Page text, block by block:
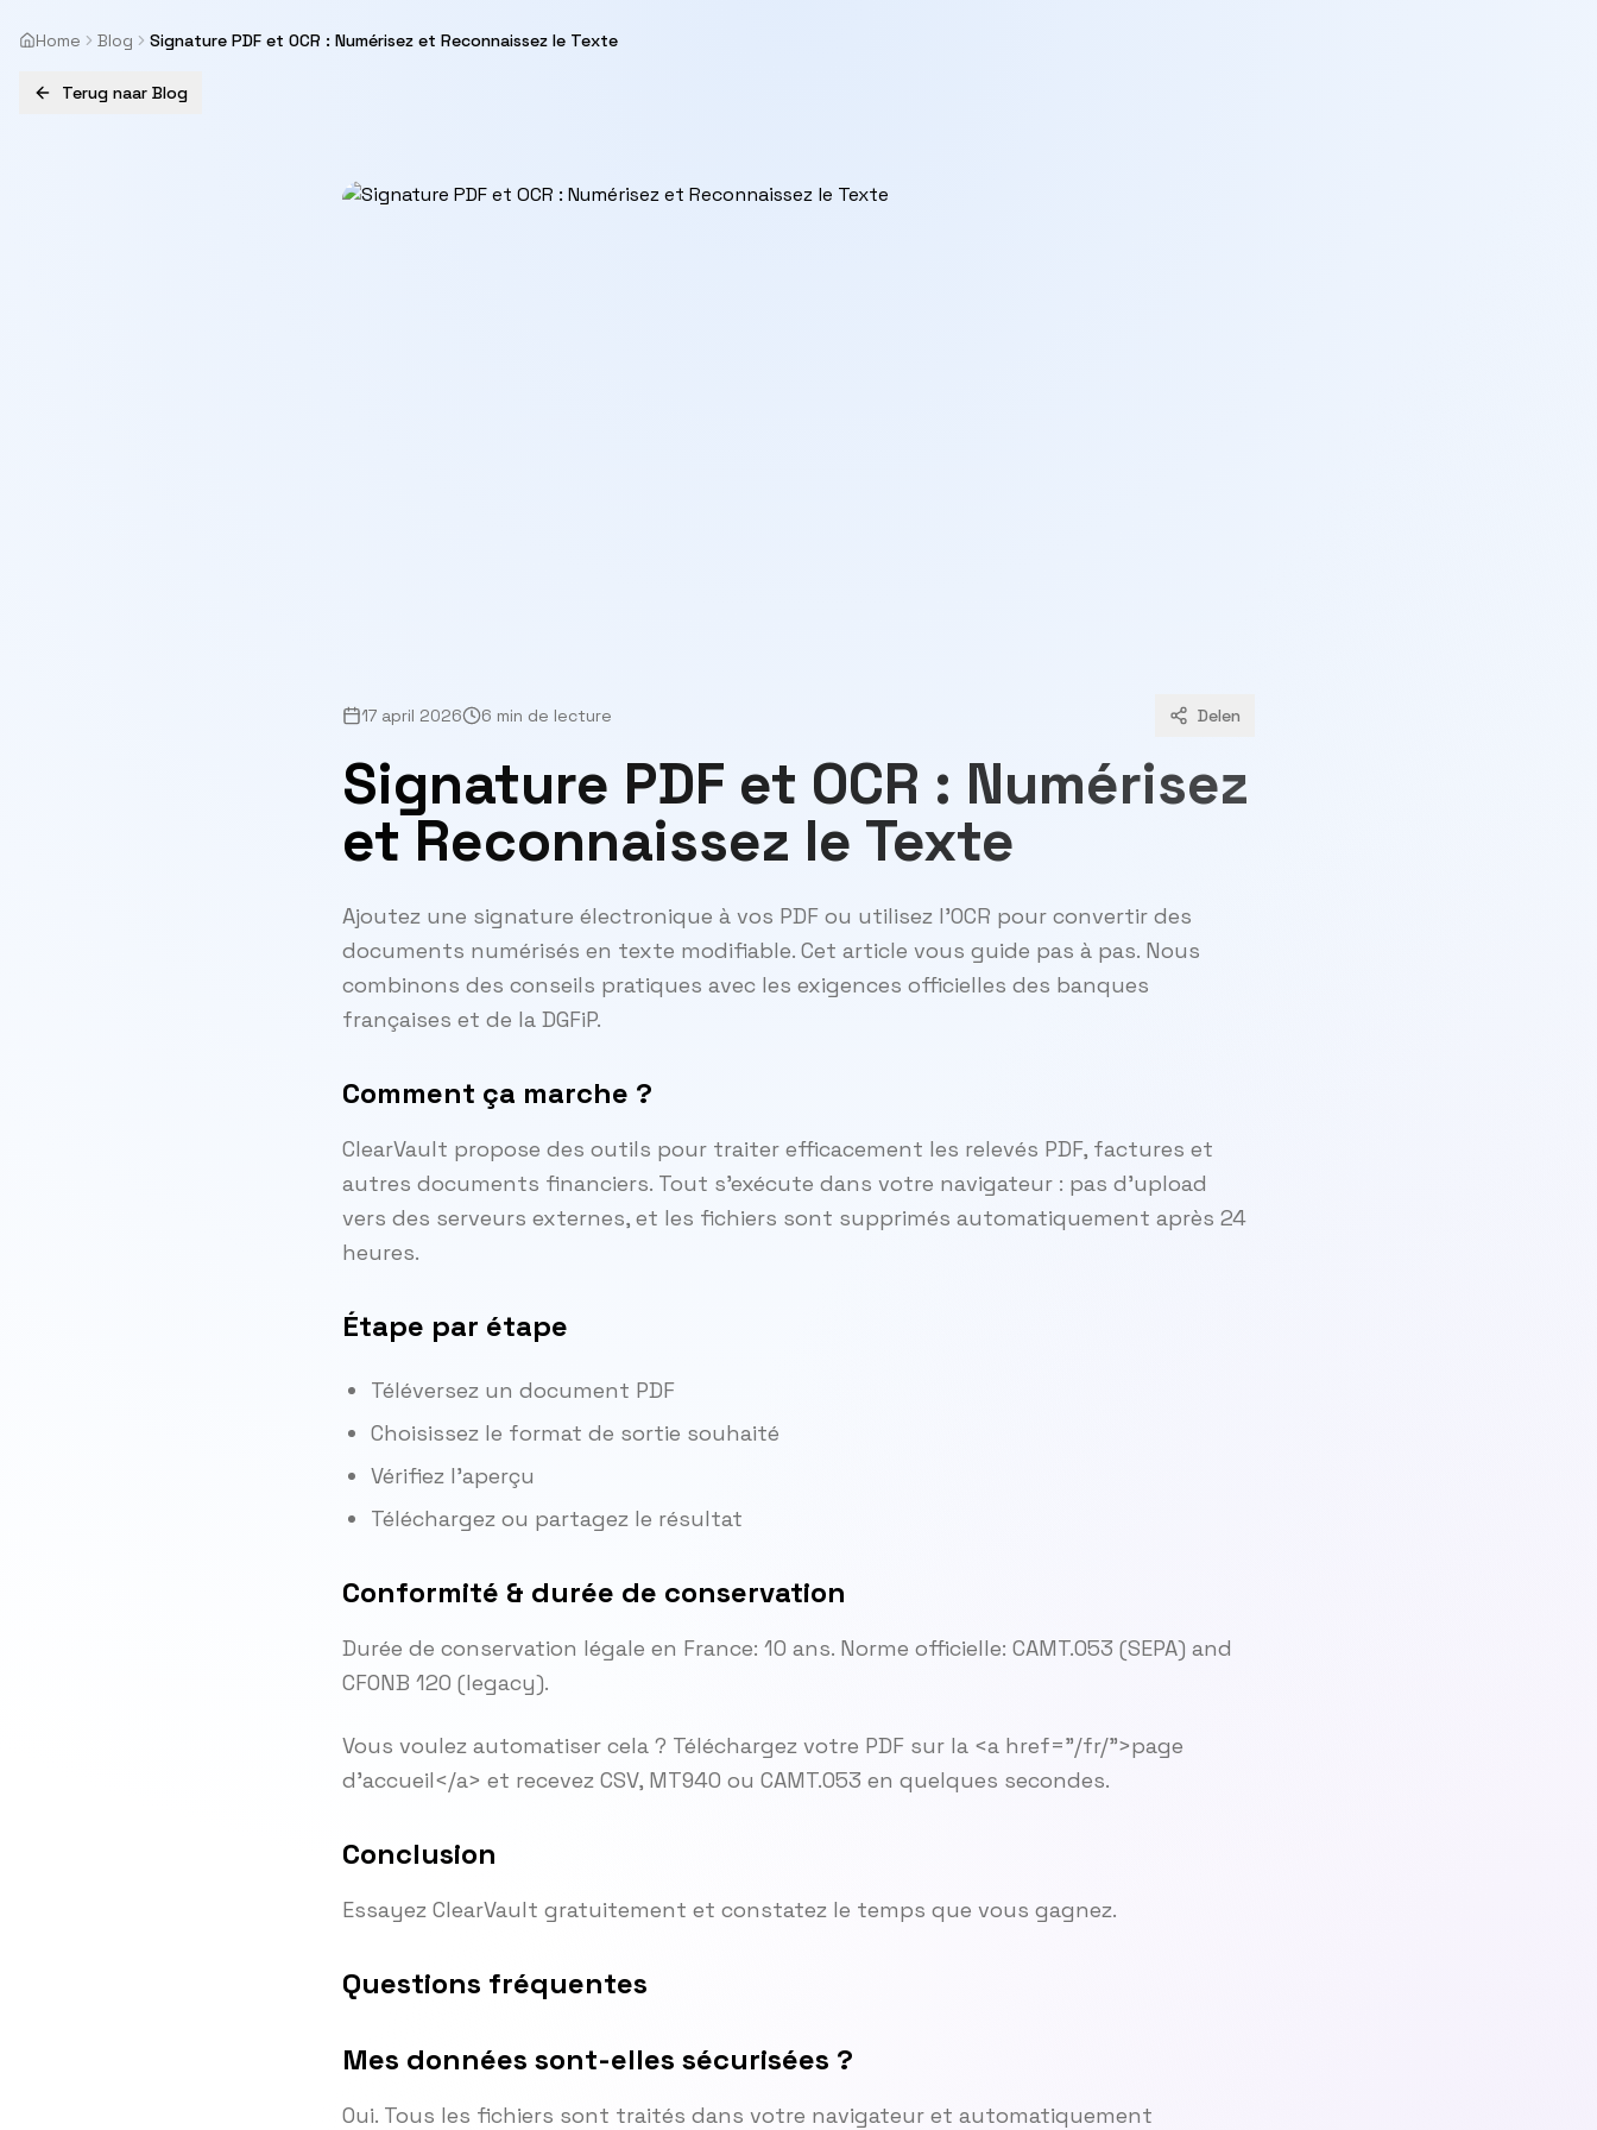
Home Blog Signature PDF et OCR : Numérisez et Reconnaissez le Texte
Terug naar Blog
17 april 2026 6 min de lecture Delen
Signature PDF et OCR : Numérisez
et Reconnaissez le Texte
Ajoutez une signature électronique à vos PDF ou utilisez l'OCR pour convertir des
documents numérisés en texte modifiable. Cet article vous guide pas à pas. Nous
combinons des conseils pratiques avec les exigences officielles des banques
françaises et de la DGFiP.
Comment ça marche ?
ClearVault propose des outils pour traiter efficacement les relevés PDF, factures et
autres documents financiers. Tout s'exécute dans votre navigateur : pas d'upload
vers des serveurs externes, et les fichiers sont supprimés automatiquement après 24
heures.
Étape par étape
Téléversez un document PDF
Choisissez le format de sortie souhaité
Vérifiez l'aperçu
Téléchargez ou partagez le résultat
Conformité & durée de conservation
Durée de conservation légale en France: 10 ans. Norme officielle: CAMT.053 (SEPA) and
CFONB 120 (legacy).
Vous voulez automatiser cela ? Téléchargez votre PDF sur la <a href="/fr/">page
d'accueil</a> et recevez CSV, MT940 ou CAMT.053 en quelques secondes.
Conclusion
Essayez ClearVault gratuitement et constatez le temps que vous gagnez.
Questions fréquentes
Mes données sont-elles sécurisées ?
Oui. Tous les fichiers sont traités dans votre navigateur et automatiquement